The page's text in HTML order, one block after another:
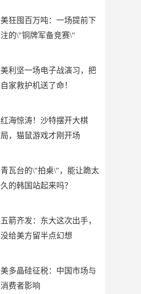
美狂囤百万吨：一场提前下
注的\"铜牌军备竞赛\"
美利坚一场电子战演习，把
自家救护机送了命！
红海惊涛！沙特摆开大棋
局，猫鼠游戏才刚开场
青瓦台的\"拍桌\"，能让跪太
久的韩国站起来吗？
五箭齐发：东大这次出手，
没给美方留半点幻想
美多晶硅征税：中国市场与
消费者影响